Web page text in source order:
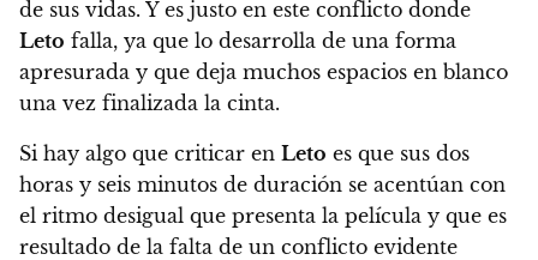
de sus vidas. Y es justo en este conflicto donde
Leto falla, ya que lo desarrolla de una forma
apresurada y que deja muchos espacios en blanco
una vez finalizada la cinta.
Si hay algo que criticar en Leto es que sus dos
horas y seis minutos de duración se acentúan con
el ritmo desigual que presenta la película y que es
resultado de la falta de un conflicto evidente